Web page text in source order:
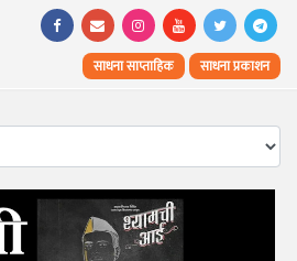
साधना साप्ताहिक साधना प्रकाशन